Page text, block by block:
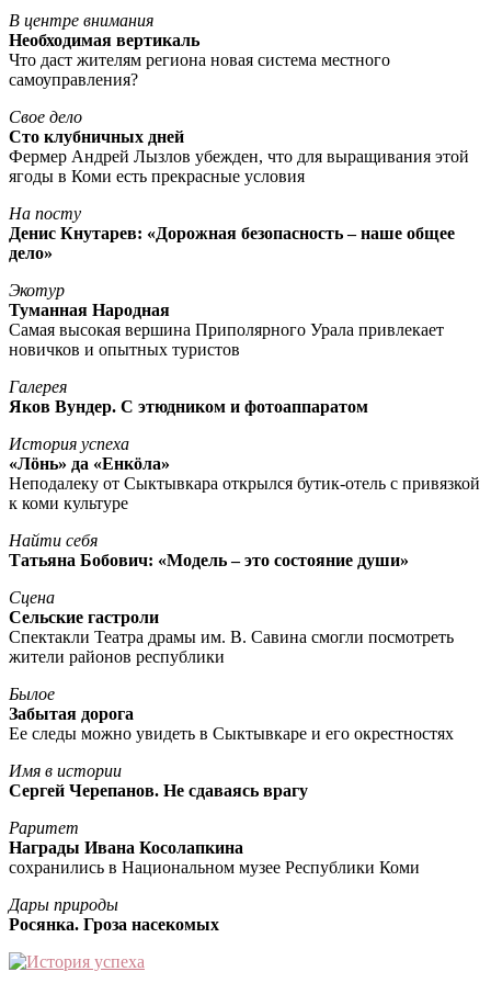
В центре внимания
Необходимая вертикаль
Что даст жителям региона новая система местного
самоуправления?
Свое дело
Сто клубничных дней
Фермер Андрей Лызлов убежден, что для выращивания этой
ягоды в Коми есть прекрасные условия
На посту
Денис Кнутарев: «Дорожная безопасность – наше общее
дело»
Экотур
Туманная Народная
Самая высокая вершина Приполярного Урала привлекает
новичков и опытных туристов
Галерея
Яков Вундер. С этюдником и фотоаппаратом
История успеха
«Лöнь» да «Енкöла»
Неподалеку от Сыктывкара открылся бутик-отель с привязкой
к коми культуре
Найти себя
Татьяна Бобович: «Модель – это состояние души»
Сцена
Сельские гастроли
Спектакли Театра драмы им. В. Савина смогли посмотреть
жители районов республики
Былое
Забытая дорога
Ее следы можно увидеть в Сыктывкаре и его окрестностях
Имя в истории
Сергей Черепанов. Не сдаваясь врагу
Раритет
Награды Ивана Косолапкина
сохранились в Национальном музее Республики Коми
Дары природы
Росянка. Гроза насекомых